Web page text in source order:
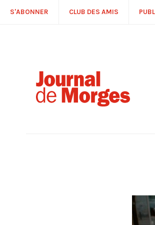
S'ABONNER CLUB DES AMIS